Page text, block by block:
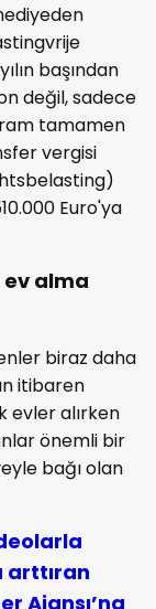
başından
değil, sadece
tamamen
vergisi
Euro'ya
alma
biraz daha
itibaren
evler alırken
önemli bir
bağı olan
arttıran
Ajansı’na